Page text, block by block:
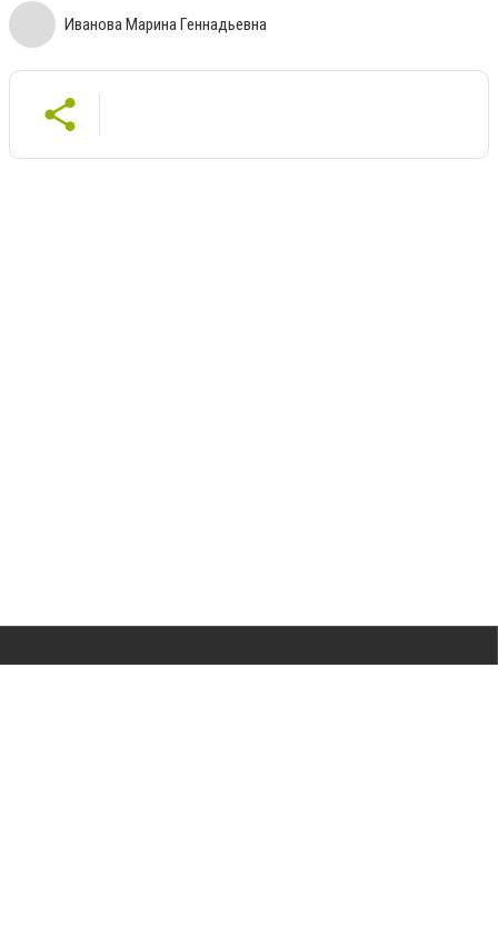
Иванова Марина Геннадьевна